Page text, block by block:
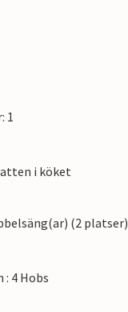
1
i köket
(2 platser)
4 Hobs